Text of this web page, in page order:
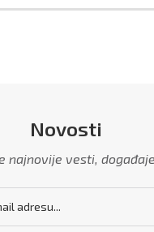
Novosti
najnovije vesti,